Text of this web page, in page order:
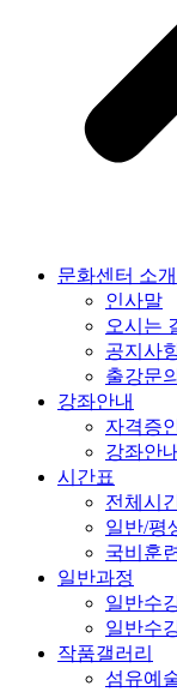
문화센터 소개
인사말
오시는
공지사
출강문의
강좌안내
자격증
강좌안내
시간표
전체시
일반/평
국비훈련
일반과정
일반수
일반수
작품갤러리
섬유예